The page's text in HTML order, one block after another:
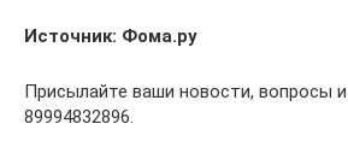
Источник: Фома.ру
Присылайте ваши новости, вопросы
89994832896.